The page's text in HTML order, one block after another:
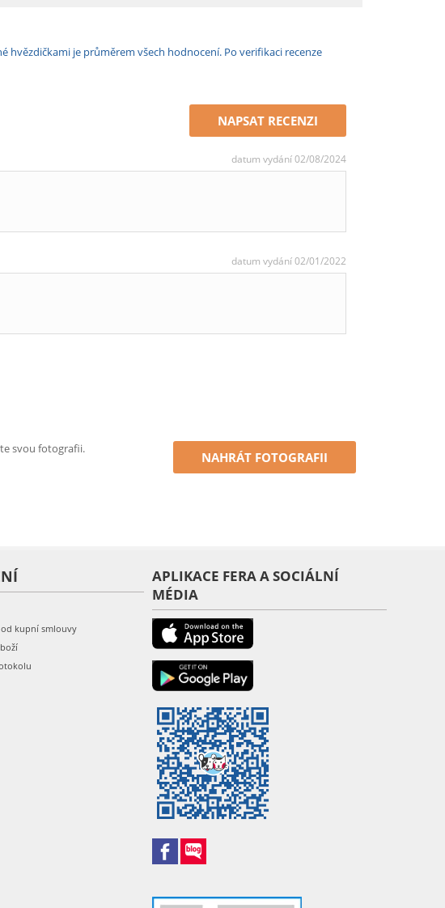
hvězdičkami je průměrem všech hodnocení. Po verifikaci recenze
NAPSAT RECENZI
datum vydání 02/08/2024
datum vydání 02/01/2022
svou fotografii.
NAHRÁT FOTOGRAFII
kupní smlouvy
APLIKACE FERA A SOCIÁLNÍ
MÉDIA